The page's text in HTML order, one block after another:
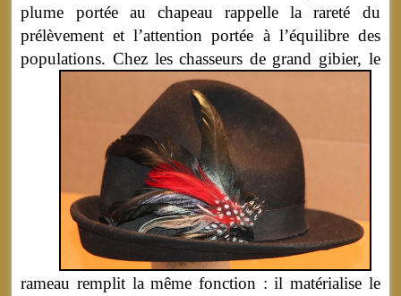
plume portée au chapeau rappelle la rareté du
prélèvement et l’attention portée à l’équilibre des
populations.Chez les chasseurs de grand gibier, le
rameau remplit la même fonction : il matérialise le